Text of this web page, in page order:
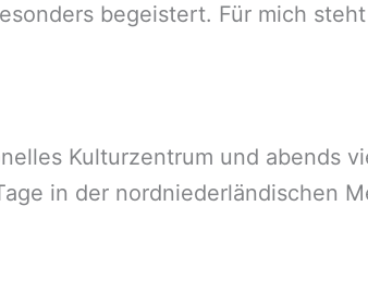
begeistert. Für mich
Kulturzentrum und abends
in der nordniederländischen